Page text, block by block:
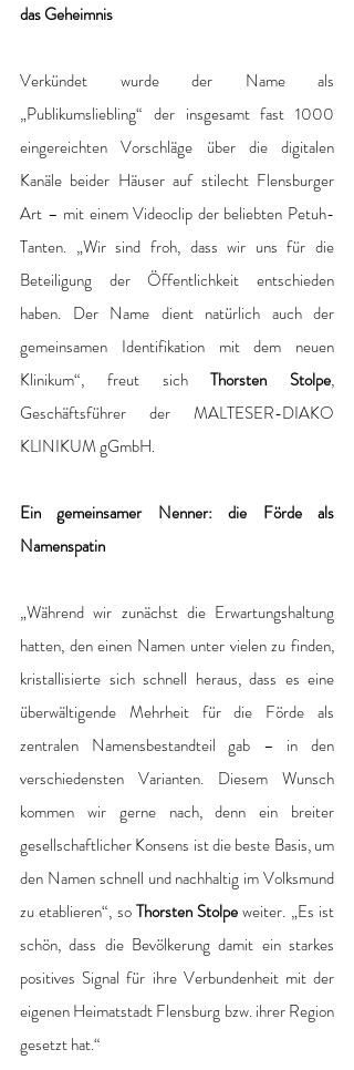
das Geheimnis
Verkündet wurde der Name als
„Publikumsliebling“ der insgesamt fast 1000
eingereichten Vorschläge über die digitalen
Kanäle beider Häuser auf stilecht Flensburger
Art – mit einem Videoclip der beliebten Petuh-
Tanten. „Wir sind froh, dass wir uns für die
Beteiligung der Öffentlichkeit entschieden
haben. Der Name dient natürlich auch der
gemeinsamen Identifikation mit dem neuen
Klinikum“, freut sich Thorsten Stolpe,
Geschäftsführer der MALTESER-DIAKO
KLINIKUM gGmbH.
Ein gemeinsamer Nenner: die Förde als
Namenspatin
„Während wir zunächst die Erwartungshaltung
hatten, den einen Namen unter vielen zu finden,
kristallisierte sich schnell heraus, dass es eine
überwältigende Mehrheit für die Förde als
zentralen Namensbestandteil gab – in den
verschiedensten Varianten. Diesem Wunsch
kommen wir gerne nach, denn ein breiter
gesellschaftlicher Konsens ist die beste Basis, um
den Namen schnell und nachhaltig im Volksmund
zu etablieren“, so Thorsten Stolpe weiter. „Es ist
schön, dass die Bevölkerung damit ein starkes
positives Signal für ihre Verbundenheit mit der
eigenen Heimatstadt Flensburg bzw. ihrer Region
gesetzt hat.“